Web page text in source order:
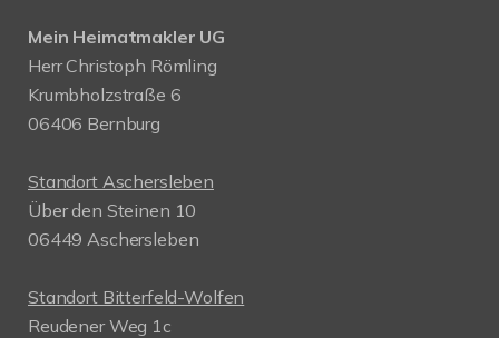
Mein Heimatmakler UG
Herr Christoph Römling
Krumbholzstraße 6
06406 Bernburg
Standort Aschersleben
Über den Steinen 10
06449 Aschersleben
Standort Bitterfeld-Wolfen
Reudener Weg 1c